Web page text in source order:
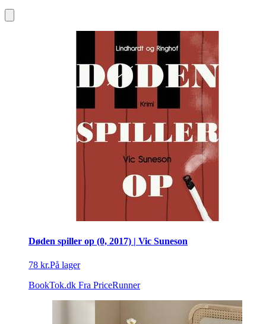
Døden spiller op (0, 2017) | Vic Suneson
78 kr.På lager
BookTok.dk Fra PriceRunner